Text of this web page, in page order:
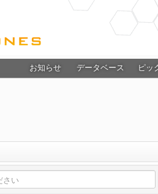
お知らせ データベース ピッ